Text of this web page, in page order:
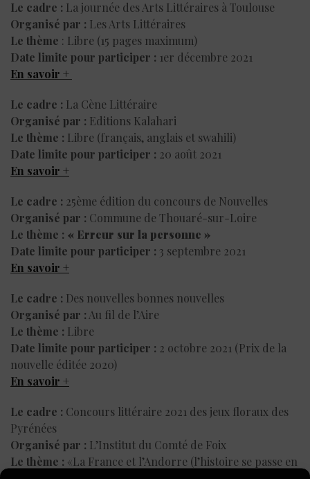
Le cadre : La journée des Arts Littéraires à Toulouse
Organisé par : Les Arts Littéraires
Le thème : Libre (15 pages maximum)
Date limite pour participer : 1er décembre 2021
En savoir +
Le cadre : La Cène Littéraire
Organisé par : Editions Kalahari
Le thème : Libre (français, anglais et swahili)
Date limite pour participer : 20 août 2021
En savoir +
Le cadre : 25ème édition du concours de Nouvelles
Organisé par : Commune de Thouaré-sur-Loire
Le thème : « Erreur sur la personne »
Date limite pour participer : 3 septembre 2021
En savoir +
Le cadre : Des nouvelles bonnes nouvelles
Organisé par : Au fil de l’Aire
Le thème : Libre
Date limite pour participer : 2 octobre 2021 (Prix de la
nouvelle éditée 2020)
En savoir +
Le cadre : Concours littéraire 2021 des jeux floraux des
Pyrénées
Organisé par : L’Institut du Comté de Foix
Le thème : «La France et l’Andorre (l’histoire se passe en